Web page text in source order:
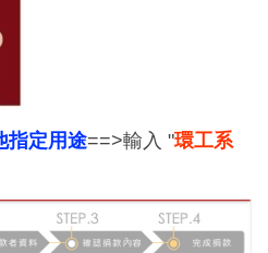
指定用途==>輸入 "環工系